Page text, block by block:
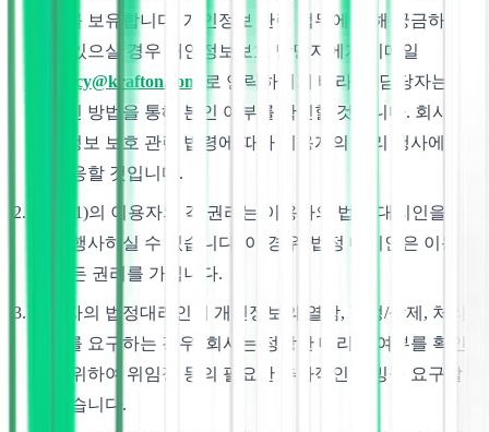
권리를 보유합니다. 개인정보 관련 업무에 대해 궁금하신
점이 있으실 경우 개인정보보호 담당자에게 이메일
privacy@krafton.com
)로 연락하시기 바라며, 담당자는 합
리적인 방법을 통해 본인 여부를 확인할 것입니다. 회사는
개인정보 보호 관련 법령에 따라 이용자의 권리 행사에 성
실히 응할 것입니다.
본 조 1)의 이용자의 각 권리는 이용자의 법정 대리인을 통
하여 행사하실 수 있습니다. 이 경우, 법정 대리인은 이용자
의 모든 권리를 가집니다.
이용자의 법정대리인이 개인정보의 열람, 정정/삭제, 처리
정지를 요구하는 경우, 회사는 정당한 대리권 여부를 확인
하기 위하여 위임장 등의 필요한 추가적인 증빙을 요구할
수 있습니다.